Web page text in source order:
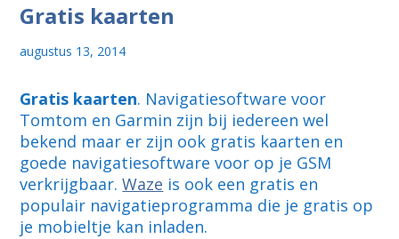
Gratis kaarten
augustus 13, 2014
Gratis kaarten. Navigatiesoftware voor
Tomtom en Garmin zijn bij iedereen wel
bekend maar er zijn ook gratis kaarten en
goede navigatiesoftware voor op je GSM
verkrijgbaar.Waze is ook een gratis en
populair navigatieprogramma die je gratis op
je mobieltje kan inladen.